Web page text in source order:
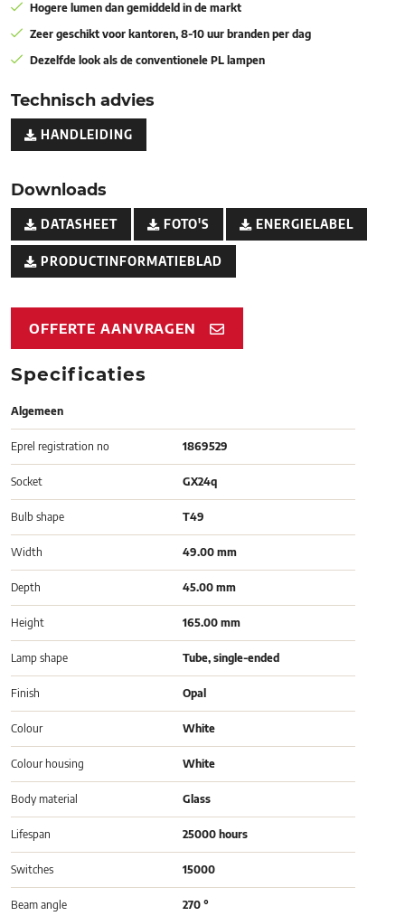
Hogere lumen dan gemiddeld in de markt
Zeer geschikt voor kantoren, 8-10 uur branden per dag
Dezelfde look als de conventionele PL lampen
Technisch advies
HANDLEIDING
Downloads
DATASHEET FOTO'S ENERGIELABEL
PRODUCTINFORMATIEBLAD
OFFERTE AANVRAGEN
Specificaties
Algemeen
Eprel registration no 1869529
Socket GX24q
Bulb shape T49
Width 49.00 mm
Depth 45.00 mm
Height 165.00 mm
Lamp shape Tube, single-ended
Finish Opal
Colour White
Colour housing White
Body material Glass
Lifespan 25000 hours
Switches 15000
Beam angle 270 °